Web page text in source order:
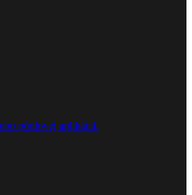
pódiovej aplikácii.